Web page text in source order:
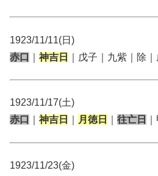
1923/11/11(日)
赤口
神吉日 ｜戊子｜九紫｜除｜
1923/11/17(土)
赤口
神吉日 月徳日 往亡日
1923/11/23(金)